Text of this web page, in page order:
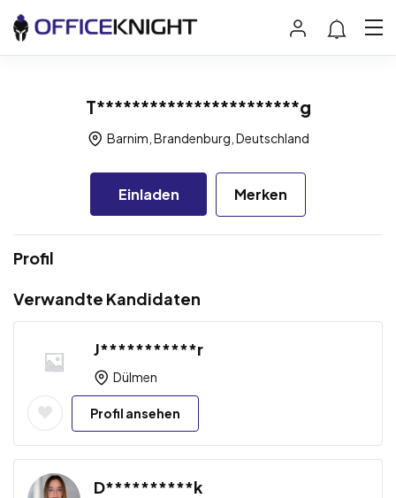
T***********************g
Barnim, Brandenburg, Deutschland
Einladen Merken
Profil
Verwandte Kandidaten
J***********r
Dülmen
Profil ansehen
D**********k